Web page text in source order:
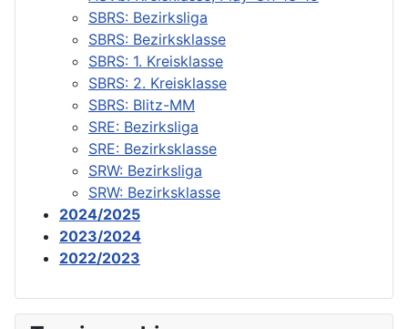
SBRS: Bezirksliga
SBRS: Bezirksklasse
SBRS: 1. Kreisklasse
SBRS: 2. Kreisklasse
SBRS: Blitz-MM
SRE: Bezirksliga
SRE: Bezirksklasse
SRW: Bezirksliga
SRW: Bezirksklasse
2024/2025
2023/2024
2022/2023